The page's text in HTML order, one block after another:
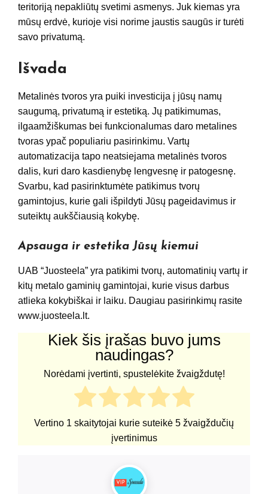
teritoriją nepakliūtų svetimi asmenys. Juk kiemas yra
mūsų erdvė, kurioje visi norime jaustis saugūs ir turėti
savo privatumą.
Išvada
Metalinės tvoros yra puiki investicija į jūsų namų
saugumą, privatumą ir estetiką. Jų patikimumas,
ilgaamžiškumas bei funkcionalumas daro metalines
tvoras ypač populiariu pasirinkimu. Vartų
automatizacija tapo neatsiejama metalinės tvoros
dalis, kuri daro kasdienybę lengvesnę ir patogesnę.
Svarbu, kad pasirinktumėte patikimus tvorų
gamintojus, kurie gali išpildyti Jūsų pageidavimus ir
suteiktų aukščiausią kokybę.
Apsauga ir estetika Jūsų kiemui
UAB “Juosteela” yra patikimi tvorų, automatinių vartų ir
kitų metalo gaminių gamintojai, kurie visus darbus
atlieka kokybiškai ir laiku. Daugiau pasirinkimų rasite
www.juosteela.lt.
Kiek šis įrašas buvo jums
naudingas?
Norėdami įvertinti, spustelėkite žvaigždutę!
Vertino 1 skaitytojai kurie suteikė 5 žvaigždučių
įvertinimus